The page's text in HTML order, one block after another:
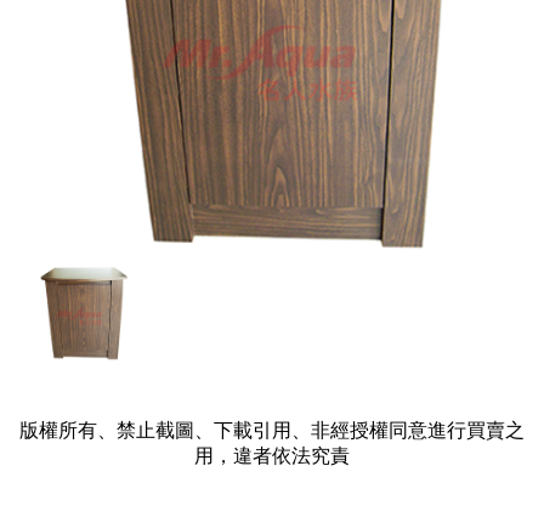
版權所有、禁止截圖、下載引用、非經授權同意進行買賣之
用，違者依法究責